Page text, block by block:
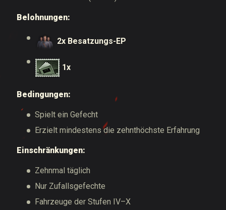
Belohnungen:
2x Besatzungs-EP
1x
Bedingungen:
Spielt ein Gefecht
Erzielt mindestens die zehnthöchste Erfahrung
Einschränkungen:
Zehnmal täglich
Nur Zufallsgefechte
Fahrzeuge der Stufen IV–X